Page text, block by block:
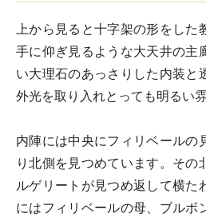
上から見ると十字架の形をした
手に仰ぎ見るような大天井の主
い大理石のあっさりした内装と
外光を取り入れとっても明るい雰
内陣には中央にフィリベールの
り北側を見つめています。その
ルゲリートが見つめ返して横た
にはフィリベールの母、ブルボ